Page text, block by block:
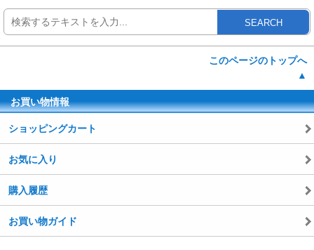
SEARCH
このページのトップへ
▲
お買い物情報
ショッピングカート
お気に入り
購入履歴
お買い物ガイド